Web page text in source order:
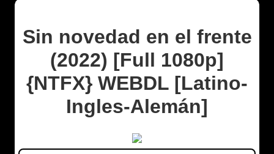
Sin novedad en el frente
(2022) [Full 1080p]
{NTFX} WEBDL [Latino-
Ingles-Alemán]